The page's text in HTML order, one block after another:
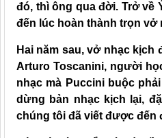
đó, thì ông qua đời. Trở về
đến lúc hoàn thành trọn vở
Hai năm sau, vở nhạc
Arturo Toscanini, người
nhạc mà Puccini buộc
dừng bản nhạc kịch lại,
chúng tôi đã viết được đến